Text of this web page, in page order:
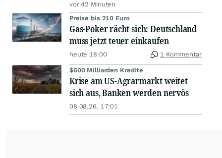
vor 42 Minuten
Preise bis 210 Euro
Gas-Poker rächt sich: Deutschland
muss jetzt teuer einkaufen
heute 18:00 1 Kommentar
$600 Milliarden Kredite
Krise am US-Agrarmarkt weitet
sich aus, Banken werden nervös
08.08.26, 17:01